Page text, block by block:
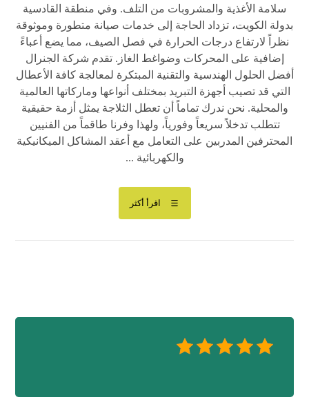
سلامة الأغذية والمشروبات من التلف. وفي منطقة القادسية
بدولة الكويت، تزداد الحاجة إلى خدمات صيانة متطورة وموثوقة
نظراً لارتفاع درجات الحرارة في فصل الصيف، مما يضع أعباءً
إضافية على المحركات وضواغط الغاز. تقدم شركة الجنرال
أفضل الحلول الهندسية والتقنية المبتكرة لمعالجة كافة الأعطال
التي قد تصيب أجهزة التبريد بمختلف أنواعها وماركاتها العالمية
والمحلية. نحن ندرك تماماً أن تعطل الثلاجة يمثل أزمة حقيقية
تتطلب تدخلاً سريعاً وفورياً، ولهذا وفرنا طاقماً من الفنيين
المحترفين المدربين على التعامل مع أعقد المشاكل الميكانيكية
والكهربائية ...
اقرأ أكثر